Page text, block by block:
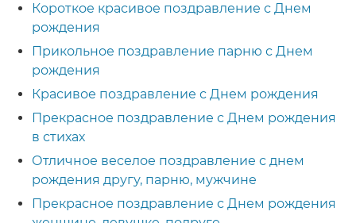
Короткое красивое поздравление с Днем
рождения
Прикольное поздравление парню с Днем
рождения
Красивое поздравление с Днем рождения
Прекрасное поздравление с Днем рождения
в стихах
Отличное веселое поздравление с днем
рождения другу, парню, мужчине
Прекрасное поздравление с Днем рождения